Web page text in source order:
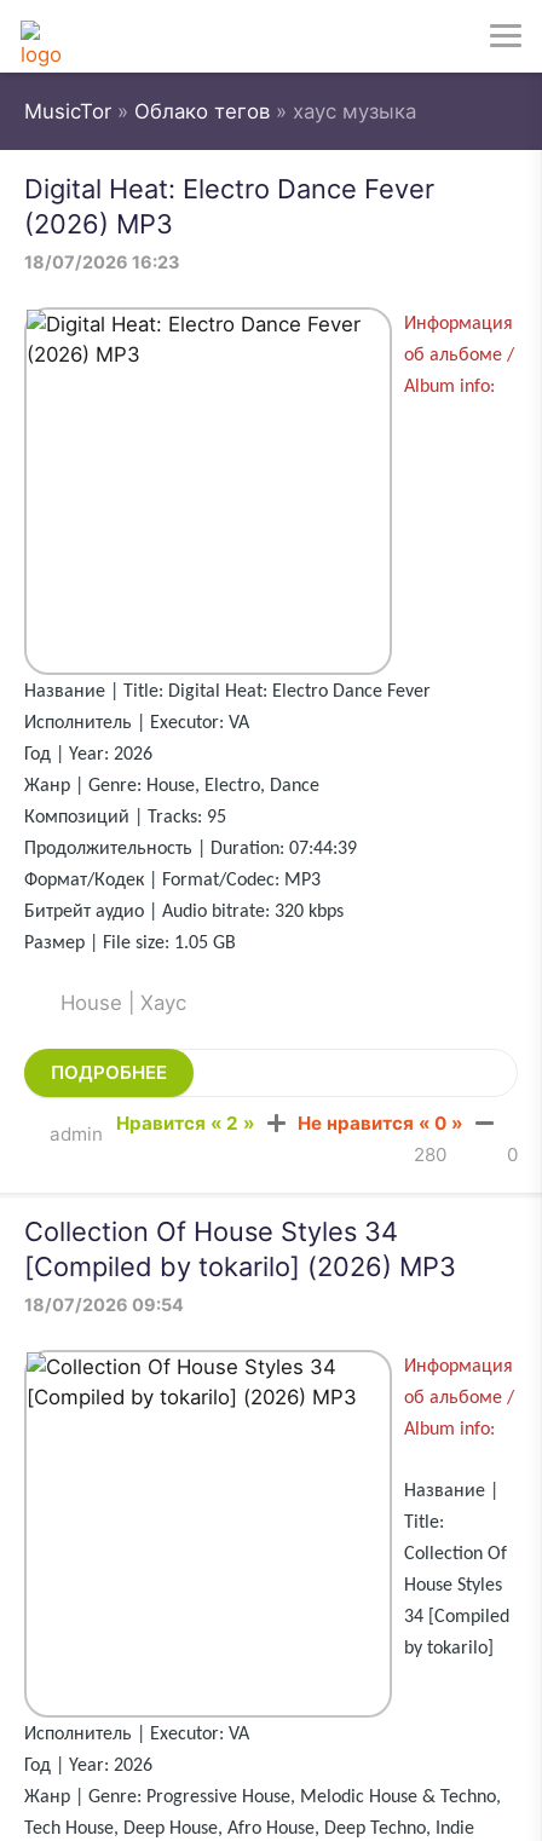
MusicTor » Облако тегов » хаус музыка
Digital Heat: Electro Dance Fever
(2026) MP3
18/07/2026 16:23
Информация
об альбоме /
Album info:
Название | Title: Digital Heat: Electro Dance Fever
Исполнитель | Executor: VA
Год | Year: 2026
Жанр | Genre: House, Electro, Dance
Композиций | Tracks: 95
Продолжительность | Duration: 07:44:39
Формат/Кодек | Format/Codec: MP3
Битрейт аудио | Audio bitrate: 320 kbps
Размер | File size: 1.05 GB
House | Хаус
ПОДРОБНЕЕ
Нравится « 2 » Не нравится « 0 »
admin
0
280
Collection Of House Styles 34
[Compiled by tokarilo] (2026) MP3
18/07/2026 09:54
Информация
об альбоме /
Album info:
Название |
Title:
Collection Of
House Styles
34 [Compiled
by tokarilo]
Исполнитель | Executor: VA
Год | Year: 2026
Жанр | Genre: Progressive House, Melodic House & Techno,
Tech House, Deep House, Afro House, Deep Techno, Indie